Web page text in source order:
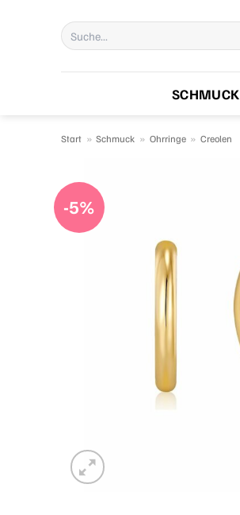
Suchen
nach:
SCHMUCK
Start » Schmuck » Ohrringe » Creolen
-5%